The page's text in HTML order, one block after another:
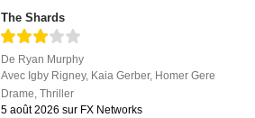
The Shards
De Ryan Murphy
Avec Igby Rigney, Kaia Gerber, Homer Gere
Drame,Thriller
5 août 2026 sur FX Networks